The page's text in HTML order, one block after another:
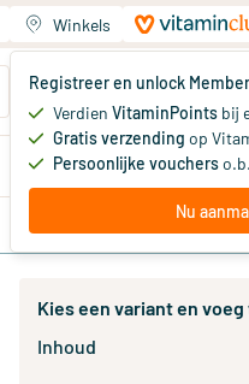
Winkels
Registreer en unlock
Verdien VitaminPoints bij
Gratis verzending op
Persoonlijke vouchers
Nu
Jouw
Je hebt nog
Aanbiedingen Member
Kies een variant en voeg
Inhoud